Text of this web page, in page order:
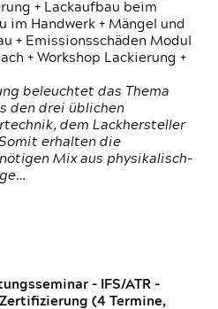
+ Lackaufbau beim
im Handwerk + Mängel und
+ Emissionsschäden Modul
+ Workshop Lackierung +
beleuchtet das Thema
den drei üblichen
dem Lackhersteller
erhalten die
Mix aus physikalisch-
- IFS/ATR -
(4 Termine,